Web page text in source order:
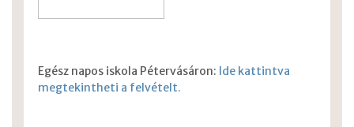
Egész napos iskola Pétervásáron: Ide kattintva
megtekintheti a felvételt.